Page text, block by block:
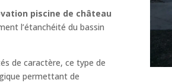
piscine de château
l’étanchéité du bassin
de caractère, ce type de
permettant de